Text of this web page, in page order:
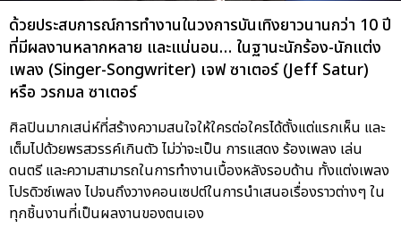
ด้วยประสบการณ์การทำงานในวงการบันเทิงยาวนานกว่า 10 ปี
ที่มีผลงานหลากหลาย และแน่นอน… ในฐานะนักร้อง-นักแต่ง
เพลง (Singer-Songwriter) เจฟ ซาเตอร์ (Jeff Satur)
หรือ วรกมล ซาเตอร์
ศิลปินมากเสน่ห์ที่สร้างความสนใจให้ใครต่อใครได้ตั้งแต่แรกเห็น และ
เต็มไปด้วยพรสวรรค์เกินตัว ไม่ว่าจะเป็น การแสดง ร้องเพลง เล่น
ดนตรี และความสามารถในการทำงานเบื้องหลังรอบด้าน ทั้งแต่งเพลง
โปรดิวซ์เพลง ไปจนถึงวางคอนเซปต์ในการนำเสนอเรื่องราวต่างๆ ใน
ทุกชิ้นงานที่เป็นผลงานของตนเอง